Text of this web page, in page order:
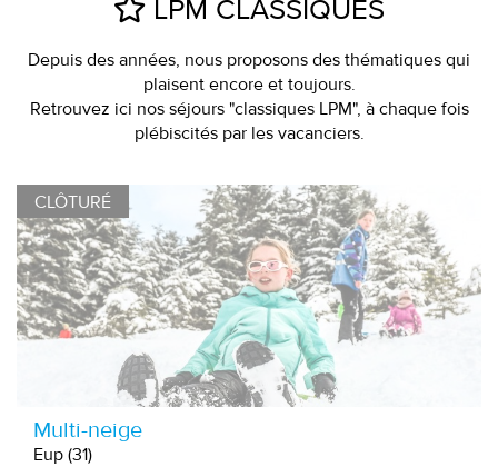
LPM CLASSIQUES
Depuis des années, nous proposons des thématiques qui
plaisent encore et toujours.
Retrouvez ici nos séjours "classiques LPM", à chaque fois
plébiscités par les vacanciers.
CLÔTURÉ
Multi-neige
Eup (31)